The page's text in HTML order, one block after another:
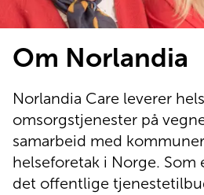
Sykehjem
Pasienthotell
Om Norlandia
Norlandia Care leverer
omsorgstjenester på
samarbeid med
helseforetak i Norge. Som
det offentlige